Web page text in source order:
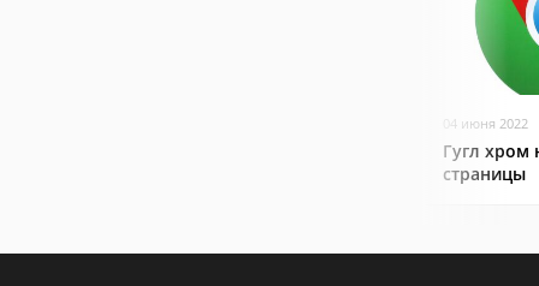
04 июня 2022
Гугл хром
страницы